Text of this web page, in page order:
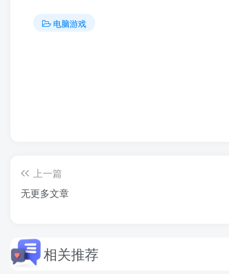
电脑游戏
上一篇
无更多文章
相关推荐